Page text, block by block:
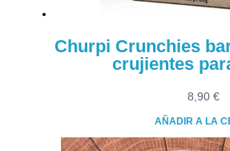
Churpi Crunchies
crujientes
8,90 €
AÑADIR A LA